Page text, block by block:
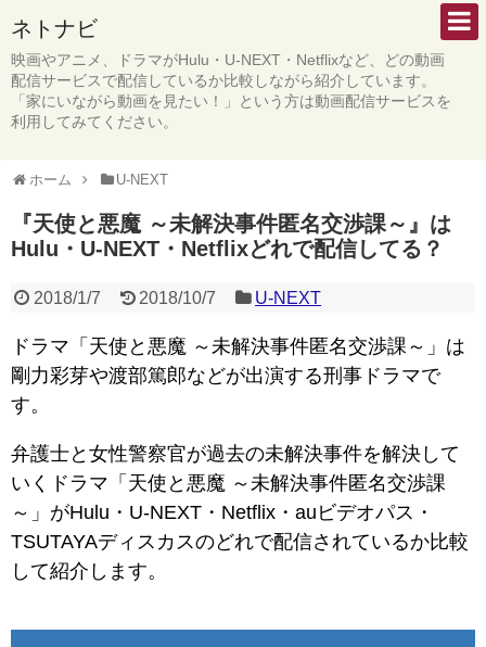
ネトナビ
映画やアニメ、ドラマがHulu・U-NEXT・Netflixなど、どの動画
配信サービスで配信しているか比較しながら紹介しています。
「家にいながら動画を見たい！」という方は動画配信サービスを
利用してみてください。
ホーム U-NEXT
『天使と悪魔 ～未解決事件匿名交渉課～』は
Hulu・U-NEXT・Netflixどれで配信してる？
2018/1/7 2018/10/7 U-NEXT
ドラマ「天使と悪魔 ～未解決事件匿名交渉課～」は
剛力彩芽や渡部篤郎などが出演する刑事ドラマで
す。
弁護士と女性警察官が過去の未解決事件を解決して
いくドラマ「天使と悪魔 ～未解決事件匿名交渉課
～」がHulu・U-NEXT・Netflix・auビデオパス・
TSUTAYAディスカスのどれで配信されているか比較
して紹介します。